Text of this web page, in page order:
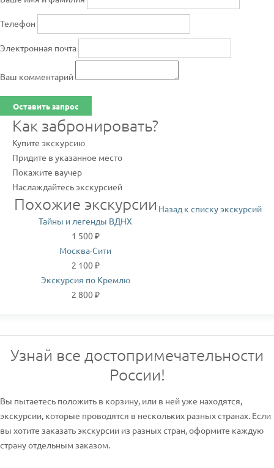
Телефон
Электронная почта
Ваш комментарий
Оставить запрос
Как забронировать?
Купите экскурсию
Придите в указанное место
Покажите ваучер
Наслаждайтесь экскурсией
Похожие экскурсии
Тайны и легенды ВДНХ
1 500 ₽
Москва-Сити
2 100 ₽
Экскурсия по Кремлю
2 800 ₽
Назад к списку экскурсий
Узнай все достопримечательности
России!
Вы пытаетесь положить в корзину, или в ней уже находятся,
экскурсии, которые проводятся в нескольких разных странах. Если
вы хотите заказать экскурсии из разных стран, оформите каждую
страну отдельным заказом.